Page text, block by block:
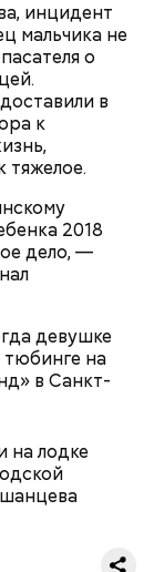
инцидент
мальчика не
о
в
к
тяжелое.
2018
дело, —
девушке
тюбинге на
в Санкт-
на лодке
области
возвращали
и не
либо
счетами,
года,
с
умер в
обратно,
рассказывал